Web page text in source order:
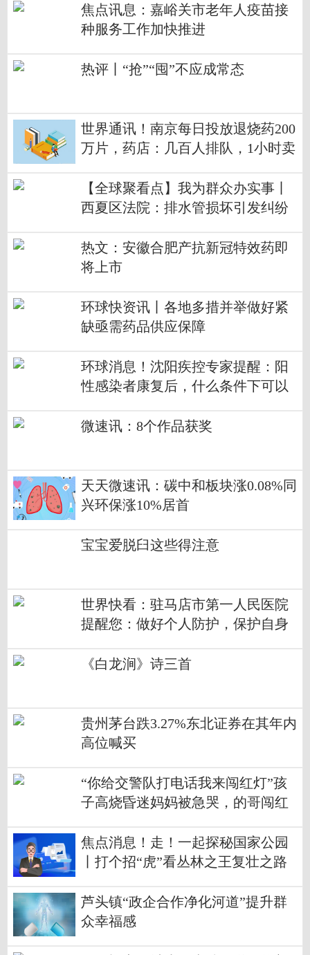
焦点讯息：嘉峪关市老年人疫苗接
种服务工作加快推进
热评丨“抢”“囤”不应成常态
世界通讯！南京每日投放退烧药200
万片，药店：几百人排队，1小时卖
【全球聚看点】我为群众办实事丨
西夏区法院：排水管损坏引发纠纷
热文：安徽合肥产抗新冠特效药即
将上市
环球快资讯丨各地多措并举做好紧
缺亟需药品供应保障
环球消息！沈阳疾控专家提醒：阳
性感染者康复后，什么条件下可以
微速讯：8个作品获奖
天天微速讯：碳中和板块涨0.08%同
兴环保涨10%居首
宝宝爱脱臼这些得注意
世界快看：驻马店市第一人民医院
提醒您：做好个人防护，保护自身
《白龙涧》诗三首
贵州茅台跌3.27%东北证券在其年内
高位喊买
“你给交警队打电话我来闯红灯”孩
子高烧昏迷妈妈被急哭，的哥闯红
焦点消息！走！一起探秘国家公园
丨打个招“虎”看丛林之王复壮之路
芦头镇“政企合作净化河道”提升群
众幸福感